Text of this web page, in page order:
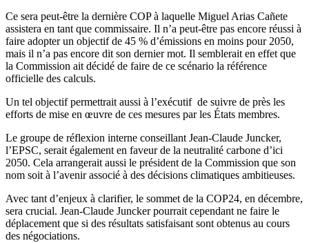
Ce sera peut-être la dernière COP à laquelle Miguel Arias Cañete
assistera en tant que commissaire. Il n’a peut-être pas encore réussi à
faire adopter un objectif de 45 % d’émissions en moins pour 2050,
mais il n’a pas encore dit son dernier mot. Il semblerait en effet que
la Commission ait décidé de faire de ce scénario la référence
officielle des calculs.
Un tel objectif permettrait aussi à l’exécutif de suivre de près les
efforts de mise en œuvre de ces mesures par les États membres.
Le groupe de réflexion interne conseillant Jean-Claude Juncker,
l’EPSC, serait également en faveur de la neutralité carbone d’ici
2050. Cela arrangerait aussi le président de la Commission que son
nom soit à l’avenir associé à des décisions climatiques ambitieuses.
Avec tant d’enjeux à clarifier, le sommet de la COP24, en décembre,
sera crucial. Jean-Claude Juncker pourrait cependant ne faire le
déplacement que si des résultats satisfaisant sont obtenus au cours
des négociations.